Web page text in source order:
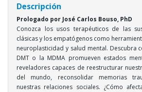
Descripción
Prologado por José Carlos Bouso, PhD
Conozca los usos terapéuticos de las
clásicas y los empatógenos como
neuroplasticidad y salud mental. Descubra
DMT o la MDMA promueven estados
reveladores capaces de reestructurar
del mundo, reconsolidar memorias
nuestras relaciones sociales. ¿Cómo